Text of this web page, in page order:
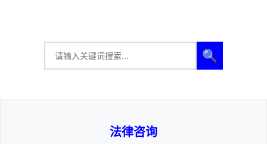
🔍
法律咨询